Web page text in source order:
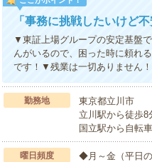
「事務に挑戦したいけど
▼東証上場グループの安定基盤
んがいるので、困った時に頼れ
です！▼残業は一切ありません
勤務地
東京都立川市
立川駅から徒歩8
国立駅から自転
曜日頻度 ◆月～金（平日の